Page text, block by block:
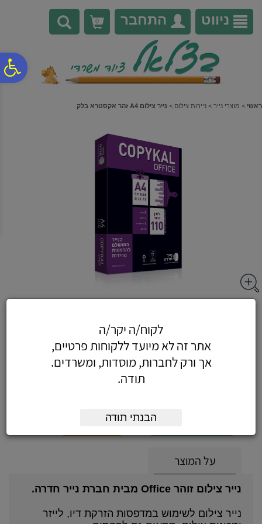
נגישות
אתר
המרכזי
ניווט התחבר 0
ראשי > מוצרי נייר > ניירות צילום > נייר צילום A4 זהר אקסטרא בלק
הזמן עכשיו
על המוצר
נייר צילום זוהר Office מבית חברת נייר חדרה.
נייר צילום לשימוש במדפסות הזרקת דיו, לייזר
לקוח/ה יקר/ה
אתר זה לא מיועד ללקוחות פרטיים,
אך ורק לחברות, מוסדות, ומשרדים.
תודה.
הבנתי תודה